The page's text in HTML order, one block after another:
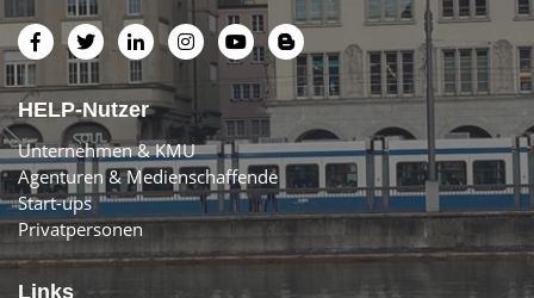
HELP-Nutzer
Unternehmen & KMU
Agenturen & Medienschaffende
Start-ups
Privatpersonen
Links